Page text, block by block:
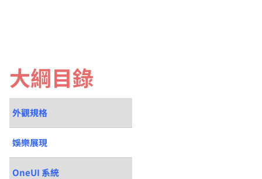
大綱目錄
外觀規格
娛樂展現
OneUI 系統